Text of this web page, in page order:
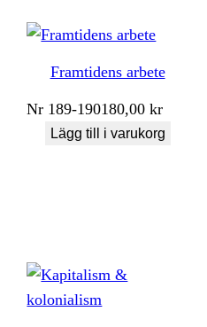
Framtidens arbete
Nr 189-190180,00kr
Lägg till i varukorg